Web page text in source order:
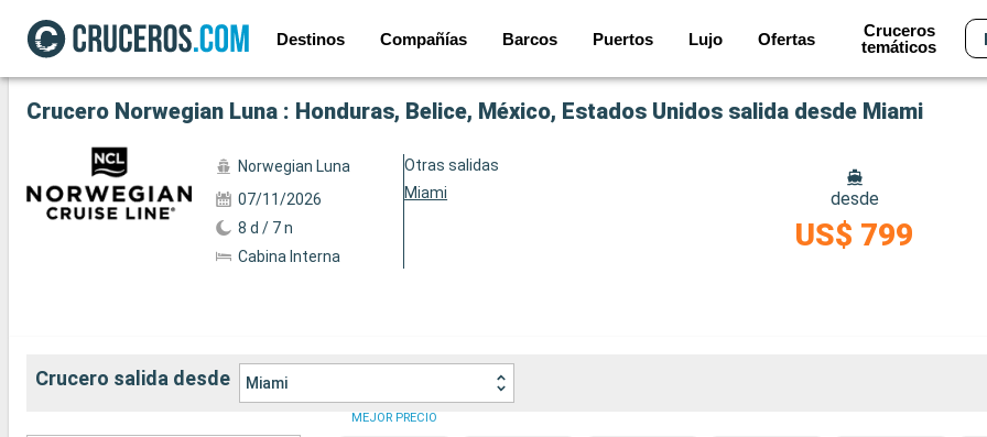
Destinos Compañías Barcos Puertos Lujo Ofertas
Cruceros
temáticos
Ver las 86 fotos siguientes
Crucero Norwegian Luna : Honduras, Belice, México, Estados Unidos salida desde Miami
Norwegian Luna
07/11/2026
8 d / 7 n
Cabina Interna
Otras salidas
Miami
desde
US$ 799
Crucero salida desde Miami
MEJOR PRECIO